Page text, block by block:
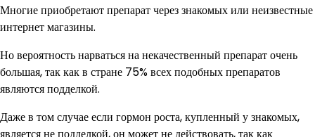
Многие приобретают препарат через знакомых или неизвестные
интернет магазины.
Но вероятность нарваться на некачественный препарат очень
большая, так как в стране 75% всех подобных препаратов
являются подделкой.
Даже в том случае если гормон роста, купленный у знакомых,